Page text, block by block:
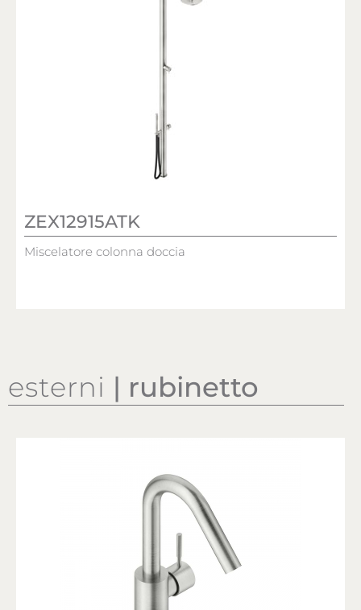
ZEX12915ATK
Miscelatore colonna doccia
esterni | rubinetto